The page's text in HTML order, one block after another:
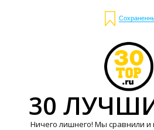
30
Ничего лишнего! Мы сравнили